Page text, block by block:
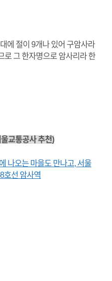
에 절이 9개나 있어 구암사라
로 그 한자명으로 암사리라 한
교통공사 추천)
나오는 마을도 만나고, 서울
호선 암사역